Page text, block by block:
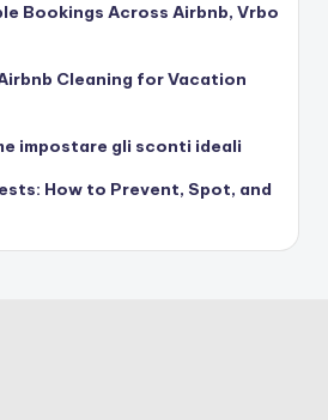
Bookings Across Airbnb, Vrbo
Cleaning for Vacation
impostare gli sconti ideali
How to Prevent, Spot, and